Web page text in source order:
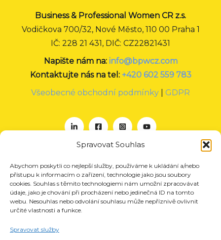
Spravovat Souhlas
Abychom poskytli co nejlepší služby, používáme k ukládání a/nebo
přístupu k informacím o zařízení, technologie jako jsou soubory
cookies. Souhlas s těmito technologiemi nám umožní zpracovávat
údaje, jako je chování při procházení nebo jedinečná ID na tomto
webu. Nesouhlas nebo odvolání souhlasu může nepříznivě ovlivnit
určité vlastnosti a funkce.
Spravovat služby
Business & Professional Women CR z.s.
Vodičkova 700/32, Nové Město, 110 00 Praha 1
IČ: 228 21 431, DIČ: CZ22821431
Napište nám na: info@bpwcz.com
Kontaktujte nás na tel: +420 602 559 783
Všeobecné obchodní podmínky
GDPR
O nás
Projekty
Členství